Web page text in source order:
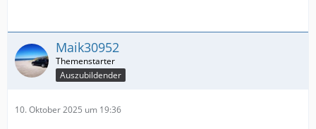
Maik30952
Auszubildender
10. Oktober 2025 um 19:36